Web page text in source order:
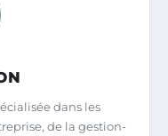
dans les
de la gestion-